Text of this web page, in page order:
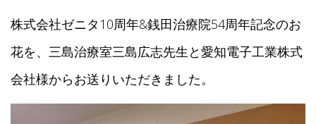
株式会社ゼニタ10周年&銭田治療院54周年記念のお
花を、三島治療室三島広志先生と愛知電子工業株式
会社様からお送りいただきました。